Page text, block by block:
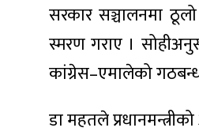
सरकार सञ्चालनमा
स्मरण गराए ।
कांग्रेस–एमालेको
डा महतले